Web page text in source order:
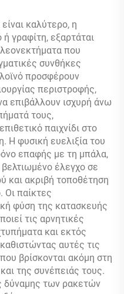
USAPA
καλύτερο, η
γραφίτη, εξαρτάται
που
συνθήκες
προσφέρουν
περιστροφής,
επιβάλλουν ισχυρή άνω
τους,
παιχνίδι στο
Η φυσική ευελιξία του
επαφής με τη μπάλα,
έλεγχο σε
και ακριβή τοποθέτηση
παίκτες
φύση της κατασκευής
τις αρνητικές
και εκτός
αυτές τις
βρίσκονται ακόμη στη
της συνέπειάς τους.
δύναμης των ρακετών